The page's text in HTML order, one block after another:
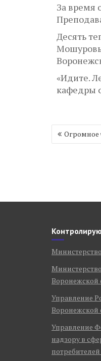
За время
Десять
«Идите.
кафедры
Навигация
по
Огромное
Воронежской
Управление
Воронежской
Управление
надзору в